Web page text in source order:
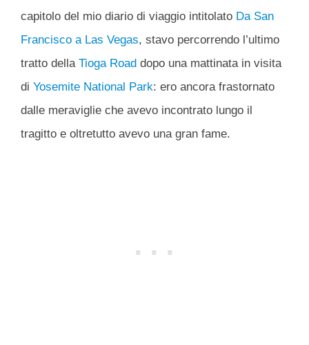
capitolo del mio diario di viaggio intitolato Da San
Francisco a Las Vegas, stavo percorrendo l’ultimo
tratto della Tioga Road dopo una mattinata in visita
di Yosemite National Park: ero ancora frastornato
dalle meraviglie che avevo incontrato lungo il
tragitto e oltretutto avevo una gran fame.